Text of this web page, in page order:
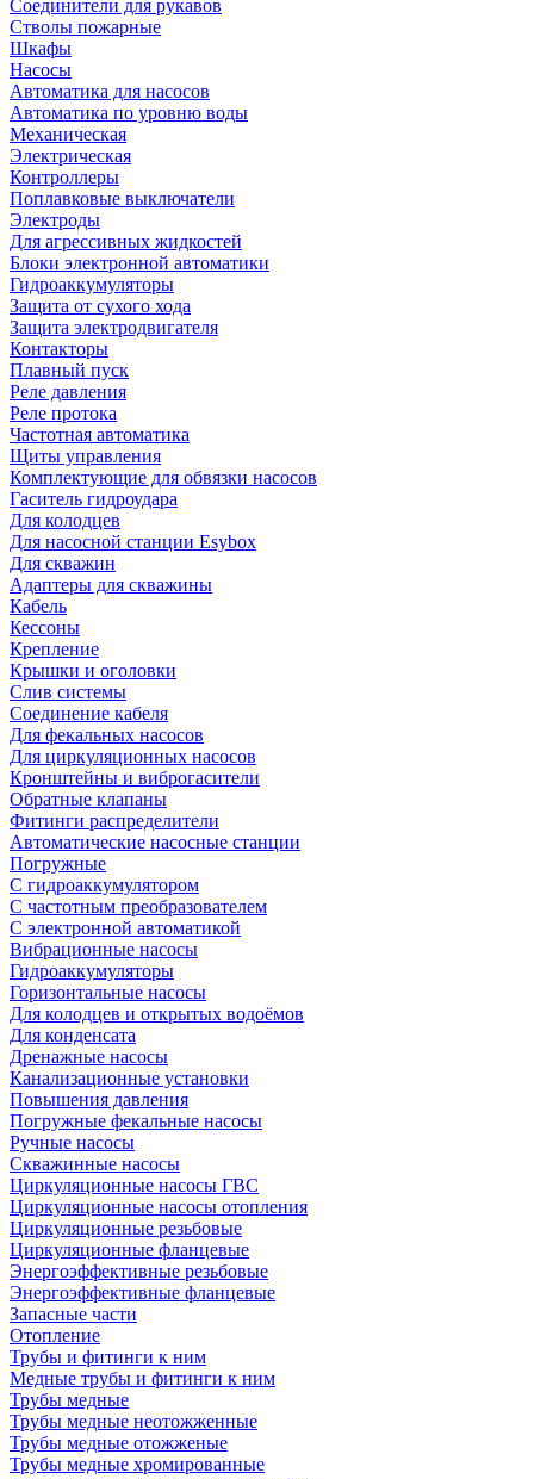
Соединители для рукавов
Стволы пожарные
Шкафы
Насосы
Автоматика для насосов
Автоматика по уровню воды
Механическая
Электрическая
Контроллеры
Поплавковые выключатели
Электроды
Для агрессивных жидкостей
Блоки электронной автоматики
Гидроаккумуляторы
Защита от сухого хода
Защита электродвигателя
Контакторы
Плавный пуск
Реле давления
Реле протока
Частотная автоматика
Щиты управления
Комплектующие для обвязки насосов
Гаситель гидроудара
Для колодцев
Для насосной станции Esybox
Для скважин
Адаптеры для скважины
Кабель
Кессоны
Крепление
Крышки и оголовки
Слив системы
Соединение кабеля
Для фекальных насосов
Для циркуляционных насосов
Кронштейны и виброгасители
Обратные клапаны
Фитинги распределители
Автоматические насосные станции
Погружные
С гидроаккумулятором
С частотным преобразователем
С электронной автоматикой
Вибрационные насосы
Гидроаккумуляторы
Горизонтальные насосы
Для колодцев и открытых водоёмов
Для конденсата
Дренажные насосы
Канализационные установки
Повышения давления
Погружные фекальные насосы
Ручные насосы
Скважинные насосы
Циркуляционные насосы ГВС
Циркуляционные насосы отопления
Циркуляционные резьбовые
Циркуляционные фланцевые
Энергоэффективные резьбовые
Энергоэффективные фланцевые
Запасные части
Отопление
Трубы и фитинги к ним
Медные трубы и фитинги к ним
Трубы медные
Трубы медные неотожженные
Трубы медные отожженые
Трубы медные хромированные